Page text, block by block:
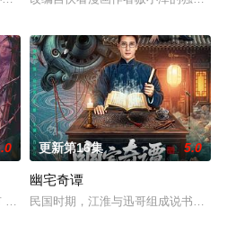
手段，接连破获数起重案要案的艰难过程
又安与昆曲名伶荣筱楠推向不死不休的对
海南越酷文化传媒有限公司
更新第16集 5.0
幽宅奇谭
民国时期，江淮与迅哥组成说书班子，